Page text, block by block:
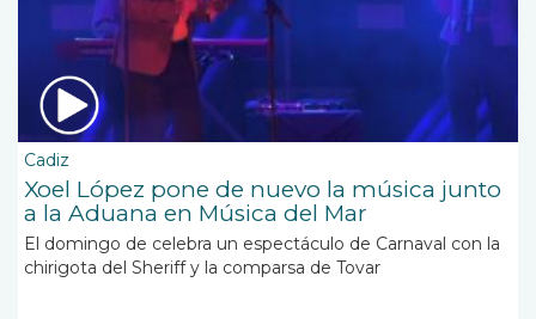
Cadiz
Xoel López pone de nuevo la música junto
a la Aduana en Música del Mar
El domingo de celebra un espectáculo de Carnaval con la
chirigota del Sheriff y la comparsa de Tovar